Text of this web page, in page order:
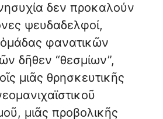
δεν προκαλούν
ψευδαδελφοί,
φανατικῶν
δῆθεν “θεσμίων”,
μιᾶς θρησκευτικῆς
μιᾶς προβολικῆς